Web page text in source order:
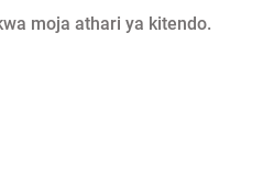
moja athari ya kitendo.